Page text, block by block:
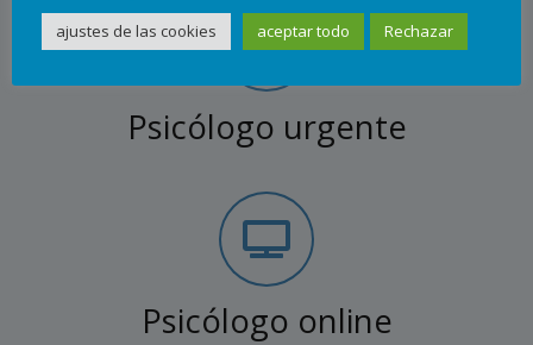
Psicólogo urgente
Psicólogo online
ajustes de las cookies aceptar todo Rechazar